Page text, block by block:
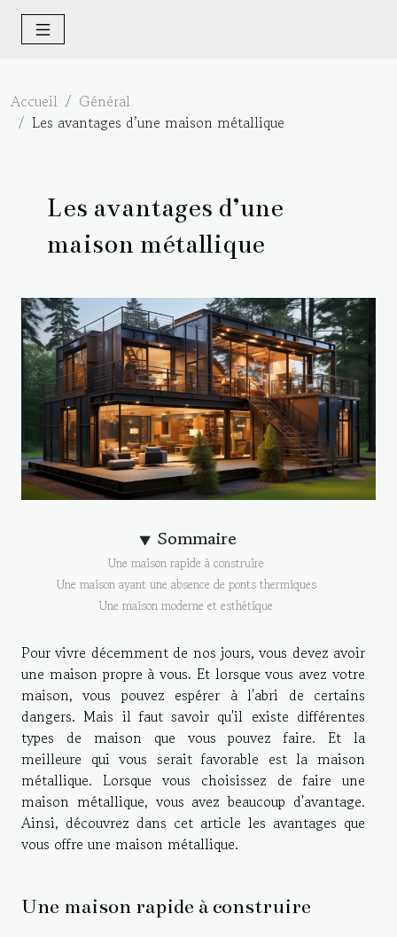
Accueil
Général
Les avantages d’une maison métallique
Les avantages d’une
maison métallique
Sommaire
Une maison rapide à construire
Une maison ayant une absence de ponts thermiques
Une maison moderne et esthétique
Pour vivre décemment de nos jours, vous devez avoir
une maison propre à vous. Et lorsque vous avez votre
maison, vous pouvez espérer à l'abri de certains
dangers. Mais il faut savoir qu'il existe différentes
types de maison que vous pouvez faire. Et la
meilleure qui vous serait favorable est la maison
métallique. Lorsque vous choisissez de faire une
maison métallique, vous avez beaucoup d'avantage.
Ainsi, découvrez dans cet article les avantages que
vous offre une maison métallique.
Une maison rapide à construire